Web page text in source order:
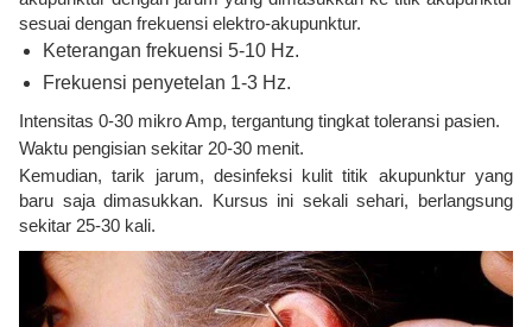
sesuai dengan frekuensi elektro-akupunktur.
Keterangan frekuensi 5-10 Hz.
Frekuensi penyetelan 1-3 Hz.
Intensitas 0-30 mikro Amp, tergantung tingkat toleransi pasien.
Waktu pengisian sekitar 20-30 menit.
Kemudian, tarik jarum, desinfeksi kulit titik akupunktur yang
baru saja dimasukkan. Kursus ini sekali sehari, berlangsung
sekitar 25-30 kali.